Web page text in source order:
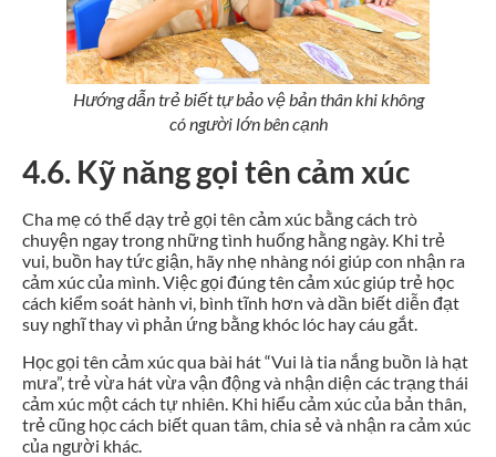
Hướng dẫn trẻ biết tự bảo vệ bản thân khi không
có người lớn bên cạnh
4.6. Kỹ năng gọi tên cảm xúc
Cha mẹ có thể dạy trẻ gọi tên cảm xúc bằng cách trò
chuyện ngay trong những tình huống hằng ngày. Khi trẻ
vui, buồn hay tức giận, hãy nhẹ nhàng nói giúp con nhận ra
cảm xúc của mình. Việc gọi đúng tên cảm xúc giúp trẻ học
cách kiểm soát hành vi, bình tĩnh hơn và dần biết diễn đạt
suy nghĩ thay vì phản ứng bằng khóc lóc hay cáu gắt.
Học gọi tên cảm xúc qua bài hát “Vui là tia nắng buồn là hạt
mưa”, trẻ vừa hát vừa vận động và nhận diện các trạng thái
cảm xúc một cách tự nhiên. Khi hiểu cảm xúc của bản thân,
trẻ cũng học cách biết quan tâm, chia sẻ và nhận ra cảm xúc
của người khác.